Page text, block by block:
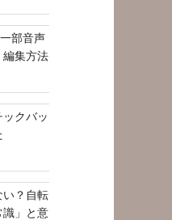
部音声
編集方法
クバッ
い？自転
識」と意